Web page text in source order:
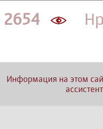
2654
Информация на этом